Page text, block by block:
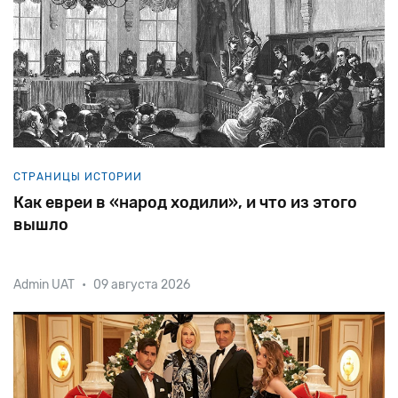
СТРАНИЦЫ ИСТОРИИ
Как евреи в «народ ходили», и что из этого
вышло
Российская империя в середине XIX века едва ли
относилась к числу передовых стран своего
времени. Крестьяне, составлявшие более 90%
населения, в подавляющем большинстве были
крепостными. В области внешней политики Росс
Admin UAT • 09 августа 2026